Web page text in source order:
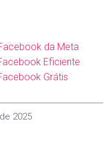
da Meta
Eficiente
Grátis
2025